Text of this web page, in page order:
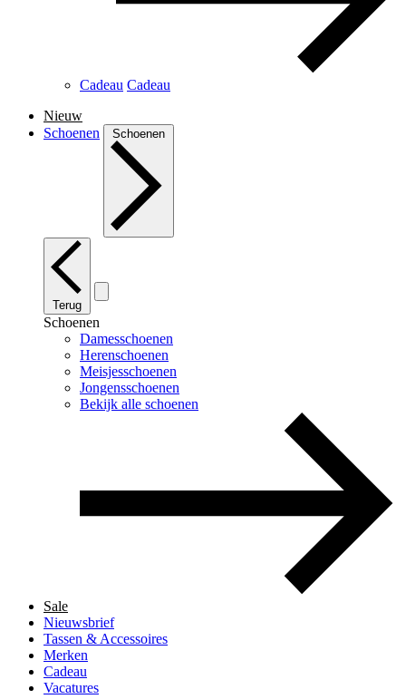
Cadeau Cadeau
Nieuw
Schoenen
Schoenen
Terug
Schoenen
Damesschoenen
Herenschoenen
Meisjesschoenen
Jongensschoenen
Bekijk alle schoenen
Sale
Nieuwsbrief
Tassen & Accessoires
Merken
Cadeau
Vacatures